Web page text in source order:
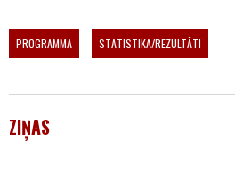
PROGRAMMA STATISTIKA/REZULTĀTI
ZIŅAS